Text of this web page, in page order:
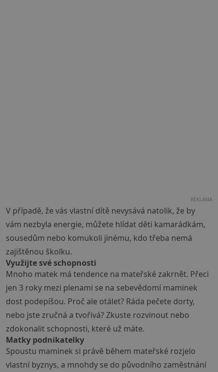
REKLAMA
V případě, že vás vlastní dítě nevysává natolik, že by
vám nezbyla energie, můžete hlídat děti kamarádkám,
sousedům nebo komukoli jinému, kdo třeba nemá
zajištěnou školku.
Využijte své schopnosti
Mnoho matek má tendence na mateřské zakrnět. Přeci
jen 3 roky mezi plenami se na sebevědomí maminek
dost podepíšou. Proč ale otálet? Ráda pečete dorty,
nebo jste zručná a tvořivá? Zkuste rozvinout nebo
zdokonalit schopnosti, které už máte.
Matky podnikatelky
Spoustu maminek si právě během mateřské rozjelo
vlastní byznys, a mnohdy se do původního zaměstnání